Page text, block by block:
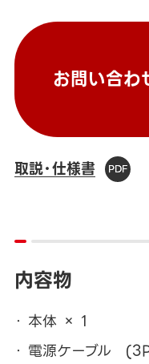
お問い合わ
取説・仕様書
内容物
本体 × 1
電源ケーブル